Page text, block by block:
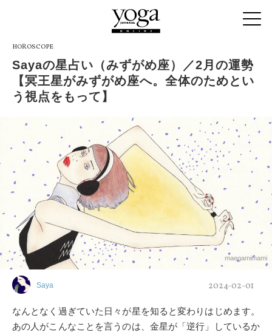
HOROSCOPE
Sayaの星占い（みずがめ座）／2月の運勢
【冥王星がみずがめ座へ。全体のためとい
う視点をもって】
maegamimami
Saya 2024-02-01
なんとなく過ぎていた日々が星を知ると変わりはじめます。
あの人がこんなことを言うのは、金星が「逆行」しているか